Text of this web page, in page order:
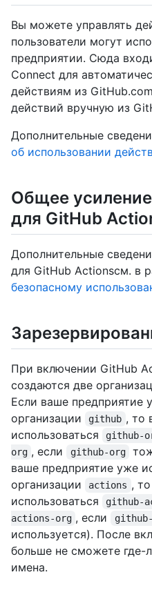
Вы можете управлять
пользователи могут
предприятии. Сюда
Connect для
действиям из
действий вручную из
Дополнительные
об использовании
Общее
для GitHub
Дополнительные
для GitHub Actionsсм. в
безопасному
При включении GitHub
создаются две
Если ваше предприятие
организации
github , то
использоваться
github-
org , если github-org
ваше предприятие уже
организации
actions ,
использоваться
github-
actions-org , если
используется). После
больше не сможете где-
имена.